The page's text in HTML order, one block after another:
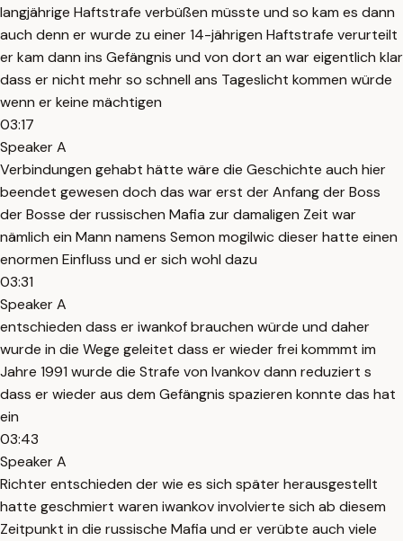
langjährige Haftstrafe verbüßen müsste und so kam es dann
auch denn er wurde zu einer 14-jährigen Haftstrafe verurteilt
er kam dann ins Gefängnis und von dort an war eigentlich klar
dass er nicht mehr so schnell ans Tageslicht kommen würde
wenn er keine mächtigen
03:17
Speaker A
Verbindungen gehabt hätte wäre die Geschichte auch hier
beendet gewesen doch das war erst der Anfang der Boss
der Bosse der russischen Mafia zur damaligen Zeit war
nämlich ein Mann namens Semon mogilwic dieser hatte einen
enormen Einfluss und er sich wohl dazu
03:31
Speaker A
entschieden dass er iwankof brauchen würde und daher
wurde in die Wege geleitet dass er wieder frei kommmt im
Jahre 1991 wurde die Strafe von Ivankov dann reduziert s
dass er wieder aus dem Gefängnis spazieren konnte das hat
ein
03:43
Speaker A
Richter entschieden der wie es sich später herausgestellt
hatte geschmiert waren iwankov involvierte sich ab diesem
Zeitpunkt in die russische Mafia und er verübte auch viele